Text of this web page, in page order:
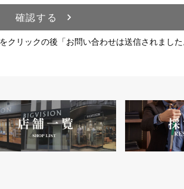
確認する
navigate_next
リックの後「お問い合わせは送信されまし